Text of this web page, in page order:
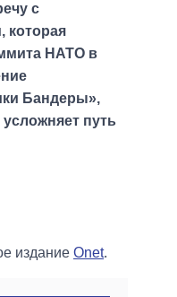
с
которая
НАТО в
Бандеры»,
путь
издание Onet.